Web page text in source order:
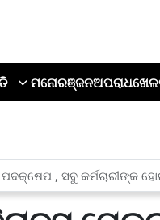
ମନୋରଞ୍ଜନଅପରାଧଖେଳ
, ସବୁ କର୍ମଚାରୀଙ୍କ